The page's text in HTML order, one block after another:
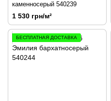
каменносерый 540239
1 530 грн/м²
БЕСПЛАТНАЯ ДОСТАВКА